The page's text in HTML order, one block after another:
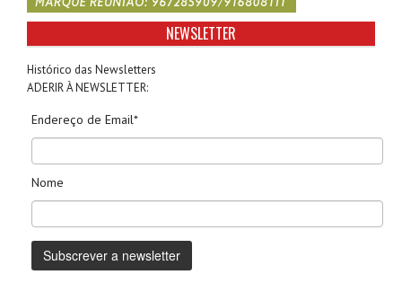
NEWSLETTER
Histórico das Newsletters
ADERIR À NEWSLETTER:
Endereço de Email*
Nome